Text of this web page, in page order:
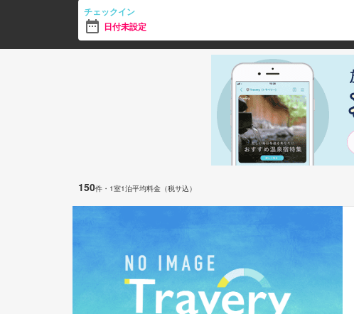
チェックイン
日付未設定
150件 ・1室1泊平均料金（税サ込）